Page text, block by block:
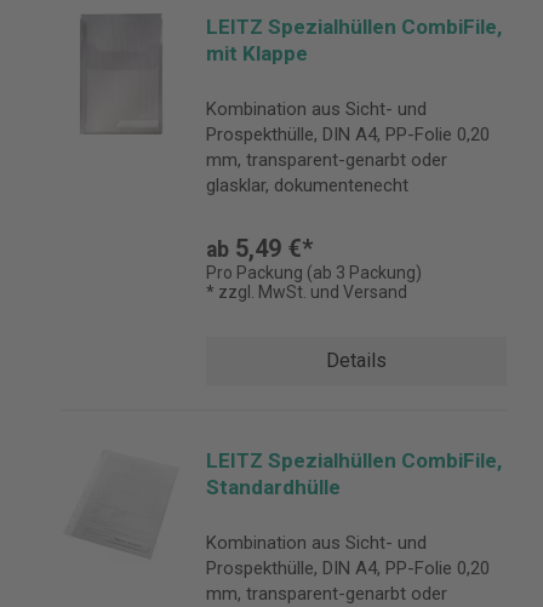
LEITZ Spezialhüllen CombiFile,
mit Klappe
Kombination aus Sicht- und
Prospekthülle, DIN A4, PP-Folie 0,20
mm, transparent-genarbt oder
glasklar, dokumentenecht
ab 5,49 €*
Pro Packung (ab 3 Packung)
* zzgl. MwSt. und Versand
Details
LEITZ Spezialhüllen CombiFile,
Standardhülle
Kombination aus Sicht- und
Prospekthülle, DIN A4, PP-Folie 0,20
mm, transparent-genarbt oder